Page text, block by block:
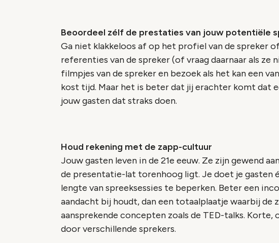
Beoordeel zélf de prestaties van jouw potentiële
Ga niet klakkeloos af op het profiel van de spreker
referenties van de spreker (of vraag daarnaar als ze
filmpjes van de spreker en bezoek als het kan een
kost tijd. Maar het is beter dat jij erachter komt dat
jouw gasten dat straks doen.
Houd rekening met de zapp-cultuur
Jouw gasten leven in de 21e eeuw. Ze zijn gewend
de presentatie-lat torenhoog ligt. Je doet je gasten
lengte van spreeksessies te beperken. Beter een
aandacht bij houdt, dan een totaalplaatje waarbij de
aansprekende concepten zoals de TED-talks. Korte,
door verschillende sprekers.